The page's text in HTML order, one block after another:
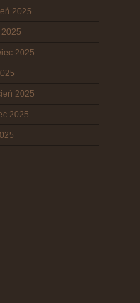
2025
2025
2025
2025
2025